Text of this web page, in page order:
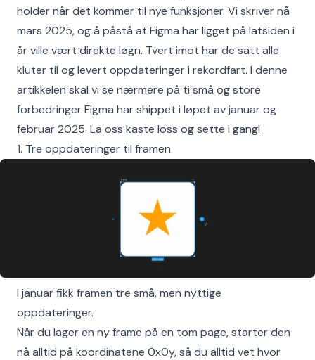
holder når det kommer til nye funksjoner. Vi skriver nå
mars 2025, og å påstå at Figma har ligget på latsiden i
år ville vært direkte løgn. Tvert imot har de satt alle
kluter til og levert oppdateringer i rekordfart. I denne
artikkelen skal vi se nærmere på ti små og store
forbedringer Figma har shippet i løpet av januar og
februar 2025. La oss kaste loss og sette i gang!
1. Tre oppdateringer til framen
I januar fikk framen tre små, men nyttige
oppdateringer.
Når du lager en ny frame på en tom page, starter den
nå alltid på koordinatene 0x0y, så du alltid vet hvor